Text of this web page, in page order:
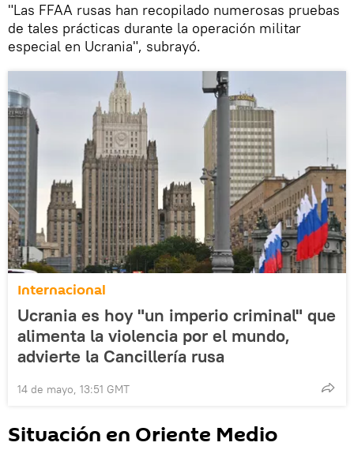
"Las FFAA rusas han recopilado numerosas pruebas
de tales prácticas durante la operación militar
especial en Ucrania", subrayó.
Internacional
Ucrania es hoy "un imperio criminal" que
alimenta la violencia por el mundo,
advierte la Cancillería rusa
14 de mayo, 13:51 GMT
Situación en Oriente Medio